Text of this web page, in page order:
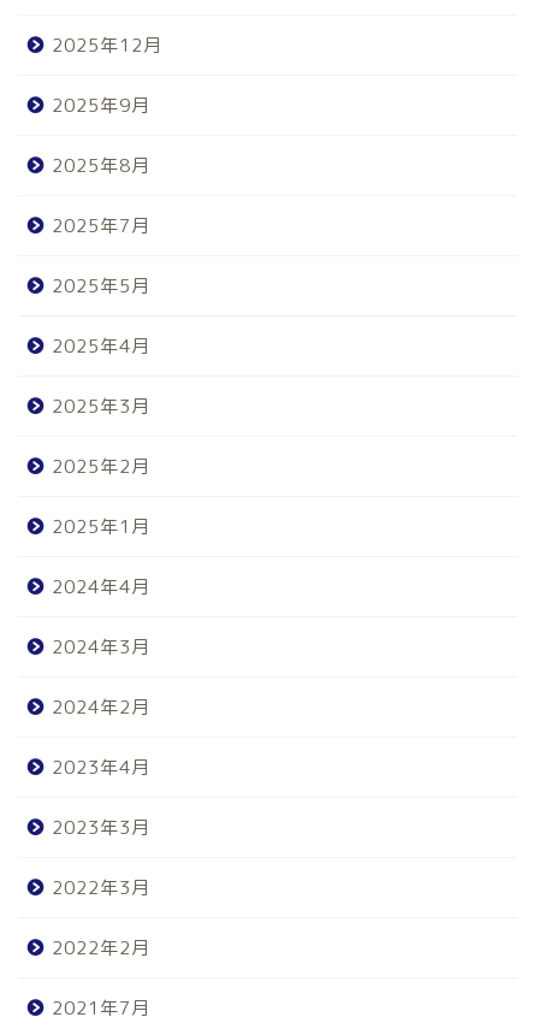
2025年12月
2025年9月
2025年8月
2025年7月
2025年5月
2025年4月
2025年3月
2025年2月
2025年1月
2024年4月
2024年3月
2024年2月
2023年4月
2023年3月
2022年3月
2022年2月
2021年7月